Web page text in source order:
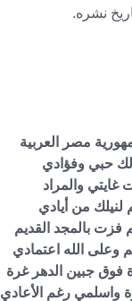
نشره.
مصر العربية
لك حبي وفؤادي
غايتي والمراد
لنيلك من أيادي
فزت بالمجد القديم
وعلى الله اعتمادي
فوق جبين الدهر غرة
واسلمي رغم الأعادي